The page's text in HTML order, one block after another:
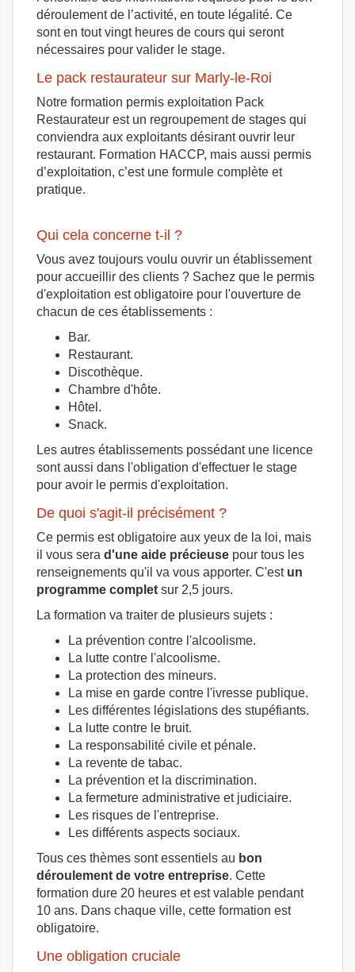
déroulement de l’activité, en toute légalité. Ce
sont en tout vingt heures de cours qui seront
nécessaires pour valider le stage.
Le pack restaurateur sur Marly-le-Roi
Notre formation permis exploitation Pack
Restaurateur est un regroupement de stages qui
conviendra aux exploitants désirant ouvrir leur
restaurant. Formation HACCP, mais aussi permis
d’exploitation, c’est une formule complète et
pratique.
Qui cela concerne t-il ?
Vous avez toujours voulu ouvrir un établissement
pour accueillir des clients ? Sachez que le permis
d'exploitation est obligatoire pour l'ouverture de
chacun de ces établissements :
Bar.
Restaurant.
Discothèque.
Chambre d'hôte.
Hôtel.
Snack.
Les autres établissements possédant une licence
sont aussi dans l'obligation d'effectuer le stage
pour avoir le permis d'exploitation.
De quoi s'agit-il précisément ?
Ce permis est obligatoire aux yeux de la loi, mais
il vous sera d'une aide précieuse pour tous les
renseignements qu'il va vous apporter. C'estun
programme complet sur 2,5 jours.
La formation va traiter de plusieurs sujets :
La prévention contre l'alcoolisme.
La lutte contre l'alcoolisme.
La protection des mineurs.
La mise en garde contre l'ivresse publique.
Les différentes législations des stupéfiants.
La lutte contre le bruit.
La responsabilité civile et pénale.
La revente de tabac.
La prévention et la discrimination.
La fermeture administrative et judiciaire.
Les risques de l'entreprise.
Les différents aspects sociaux.
Tous ces thèmes sont essentiels au bon
déroulement de votre entreprise. Cette
formation dure 20 heures et est valable pendant
10 ans. Dans chaque ville, cette formation est
obligatoire.
Une obligation cruciale